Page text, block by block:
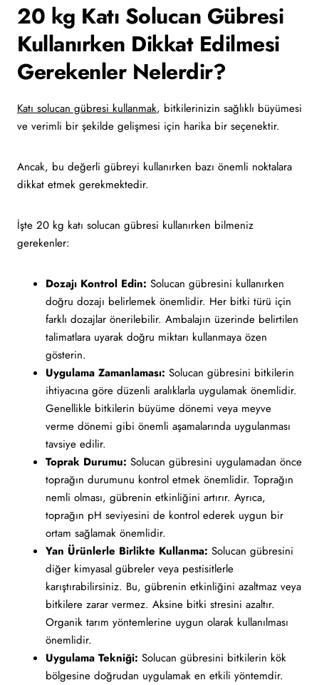
20 kg Katı Solucan Gübresi
Kullanırken Dikkat Edilmesi
Gerekenler Nelerdir?
Katı solucan gübresi kullanmak, bitkilerinizin sağlıklı büyümesi
ve verimli bir şekilde gelişmesi için harika bir seçenektir.
Ancak, bu değerli gübreyi kullanırken bazı önemli noktalara
dikkat etmek gerekmektedir.
İşte 20 kg katı solucan gübresi kullanırken bilmeniz
gerekenler:
Dozajı Kontrol Edin: Solucan gübresini kullanırken
doğru dozajı belirlemek önemlidir. Her bitki türü için
farklı dozajlar önerilebilir. Ambalajın üzerinde belirtilen
talimatlara uyarak doğru miktarı kullanmaya özen
gösterin.
Uygulama Zamanlaması: Solucan gübresini bitkilerin
ihtiyacına göre düzenli aralıklarla uygulamak önemlidir.
Genellikle bitkilerin büyüme dönemi veya meyve
verme dönemi gibi önemli aşamalarında uygulanması
tavsiye edilir.
Toprak Durumu: Solucan gübresini uygulamadan önce
toprağın durumunu kontrol etmek önemlidir. Toprağın
nemli olması, gübrenin etkinliğini artırır. Ayrıca,
toprağın pH seviyesini de kontrol ederek uygun bir
ortam sağlamak önemlidir.
Yan Ürünlerle Birlikte Kullanma: Solucan gübresini
diğer kimyasal gübreler veya pestisitlerle
karıştırabilirsiniz. Bu, gübrenin etkinliğini azaltmaz veya
bitkilere zarar vermez. Aksine bitki stresini azaltır.
Organik tarım yöntemlerine uygun olarak kullanılması
önemlidir.
Uygulama Tekniği: Solucan gübresini bitkilerin kök
bölgesine doğrudan uygulamak en etkili yöntemdir.